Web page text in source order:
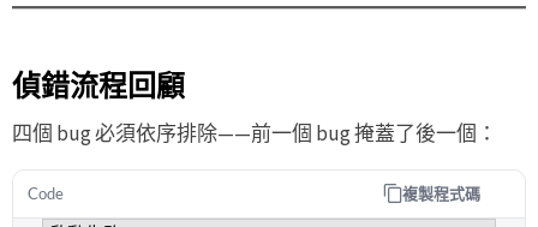
偵錯流程回顧
四個 bug 必須依序排除——前一個 bug 掩蓋了後一個：
Code 複製程式碼